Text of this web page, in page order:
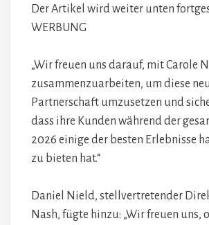
Der Artikel wird weiter unten
WERBUNG
„Wir freuen uns darauf, mit Carole
zusammenzuarbeiten, um diese
Partnerschaft umzusetzen und
dass ihre Kunden während der
2026 einige der besten Erlebnisse
zu bieten hat.“
Daniel Nield, stellvertretender
Nash, fügte hinzu: „Wir freuen uns,